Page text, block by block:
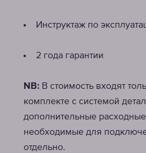
Инструктаж по
2 года гарантии
NB: В стоимость входят
комплекте с системой
дополнительные
необходимые для
отдельно.